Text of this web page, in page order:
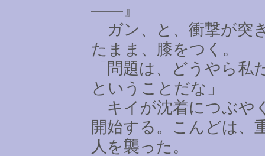
――』
ガン、と、衝撃が突
たまま、膝をつく。
「問題は、どうやら
ということだな」
キイが沈着につぶや
開始する。こんどは、
人を襲った。